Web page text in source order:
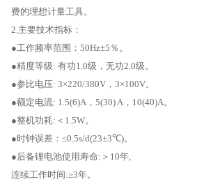
费的理想计量工具。
2.主要技术指标：
●工作频率范围：50Hz±5％。
●精度等级: 有功1.0级，无功2.0级。
●参比电压: 3×220/380V，3×100V。
●额定电流: 1.5(6)A，5(30) A，10(40)A。
●整机功耗:＜1.5W。
●时钟误差：≤0.5s/d(23±3℃)。
●后备锂电池使用寿命:＞10年,
连续工作时间:≥3年。